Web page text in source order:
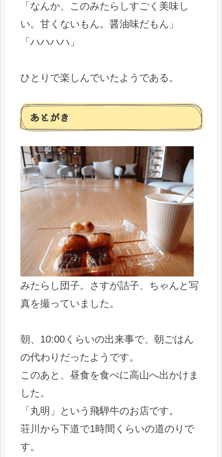
「なんか、このみたらしすごく美味し
い。甘くないもん。醤油味だもん」
「ハハハハ」
ひとりで楽しんでいたようである。
あとがき
みたらし団子。さすが詰子、ちゃんと写
真を撮っていました。
朝、10:00くらいの出来事で、朝ごはん
の代わりだったようです。
このあと、昼食を食べに高山へ出かけま
した。
「丸明」という飛騨牛のお店です。
荘川から下道で1時間くらいの道のりで
す。